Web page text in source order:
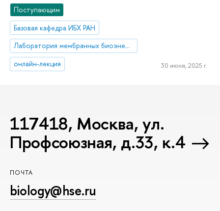
Поступающим
Базовая кафедра ИБХ РАН
Лаборатория мембранных биоэнергетических систем
онлайн-лекция
30 июня, 2025 г.
117418, Москва, ул.
Профсоюзная, д.33, к.4
ПОЧТА
biology@hse.ru